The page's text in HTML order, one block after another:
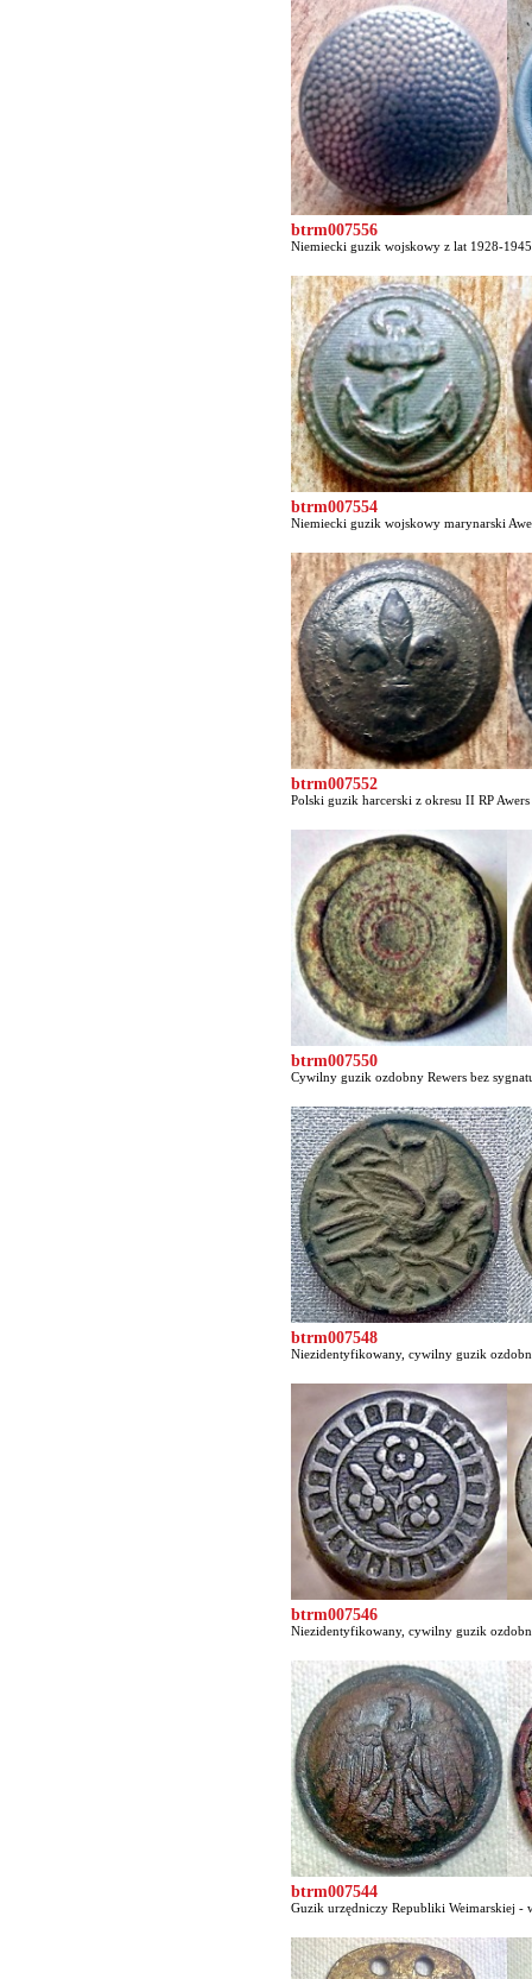
btrm007556
Niemiecki guzik wojskowy z lat 1928-
btrm007554
Niemiecki guzik wojskowy marynarski
btrm007552
Polski guzik harcerski z okresu II RP
btrm007550
Cywilny guzik ozdobny Rewers bez
btrm007548
Niezidentyfikowany, cywilny guzik
btrm007546
Niezidentyfikowany, cywilny guzik
btrm007544
Guzik urzędniczy Republiki Weimarskiej -